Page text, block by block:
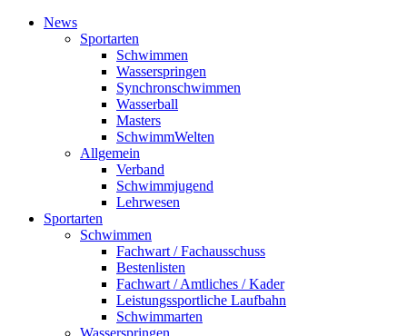
News
Sportarten
Schwimmen
Wasserspringen
Synchronschwimmen
Wasserball
Masters
SchwimmWelten
Allgemein
Verband
Schwimmjugend
Lehrwesen
Sportarten
Schwimmen
Fachwart / Fachausschuss
Bestenlisten
Fachwart / Amtliches / Kader
Leistungssportliche Laufbahn
Schwimmarten
Wasserspringen